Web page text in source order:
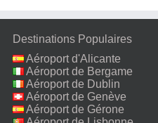
Destinations Populaires
Aéroport d'Alicante
Aéroport de Bergame
Aéroport de Dublin
Aéroport de Genève
Aéroport de Gérone